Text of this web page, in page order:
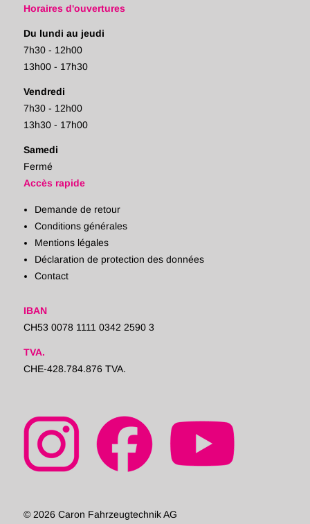
Horaires d'ouvertures
Du lundi au jeudi
7h30 - 12h00
13h00 - 17h30
Vendredi
7h30 - 12h00
13h30 - 17h00
Samedi
Fermé
Accès rapide
Demande de retour
Conditions générales
Mentions légales
Déclaration de protection des données
Contact
IBAN
CH53 0078 1111 0342 2590 3
TVA.
CHE-428.784.876 TVA.
© 2026 Caron Fahrzeugtechnik AG